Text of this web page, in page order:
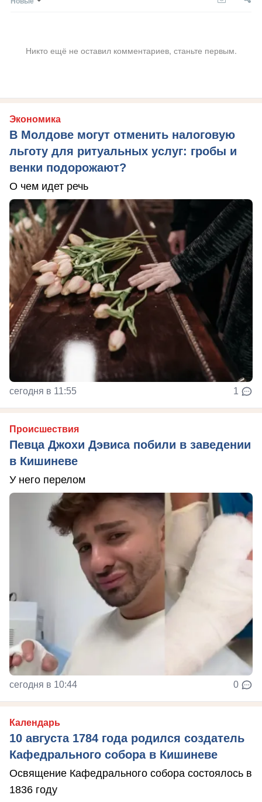
Никто ещё не оставил комментариев, станьте первым.
Экономика
В Молдове могут отменить налоговую
льготу для ритуальных услуг: гробы и
венки подорожают?
О чем идет речь
сегодня в 11:55 1
Происшествия
Певца Джохи Дэвиса побили в заведении
в Кишиневе
У него перелом
сегодня в 10:44 0
Календарь
10 августа 1784 года родился создатель
Кафедрального собора в Кишиневе
Освящение Кафедрального собора состоялось в
1836 году